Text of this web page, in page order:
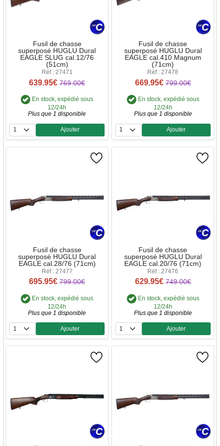
Fusil de chasse
superposé HUGLU Dural
EAGLE SLUG cal.12/76
(51cm)
Réf : 27471
639.95€ 769.00€
En stock, expédié sous
12/24h
Plus que 1 disponible
Quantité
Ajouter
Fusil de chasse
superposé HUGLU Dural
EAGLE cal.410 Magnum
(71cm)
Réf : 27478
669.95€ 799.00€
En stock, expédié sous
12/24h
Plus que 1 disponible
Quantité
Ajouter
Fusil de chasse
superposé HUGLU Dural
EAGLE cal.28/76 (71cm)
Réf : 27477
695.95€ 799.00€
En stock, expédié sous
12/24h
Plus que 1 disponible
Quantité
Ajouter
Fusil de chasse
superposé HUGLU Dural
EAGLE cal.20/76 (71cm)
Réf : 27476
629.95€ 749.00€
En stock, expédié sous
12/24h
Plus que 1 disponible
Quantité
Ajouter